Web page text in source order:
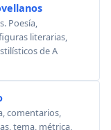
Poesía,
literarias,
de A
comentarios,
tema, métrica,